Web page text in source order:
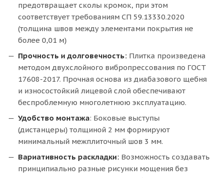
предотвращает сколы кромок, при этом
соответствует требованиям СП 59.13330.2020
(толщина швов между элементами покрытия не
более 0,01 м)
Прочность и долговечность: Плитка произведена
методом двухслойного вибропрессования по ГОСТ
17608-2017. Прочная основа из диабазового щебня
и износостойкий лицевой слой обеспечивают
беспроблемную многолетнюю эксплуатацию.
Удобство монтажа: Боковые выступы
(дистанцеры) толщиной 2 мм формируют
минимальный межплиточный шов 3 мм.
Вариативность раскладки: Возможность создавать
принципиально разные рисунки мощения без